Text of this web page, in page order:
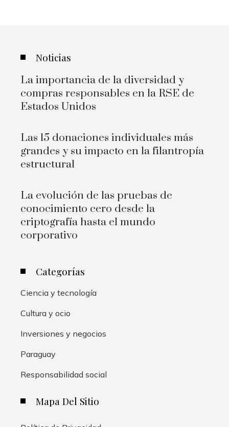
Noticias
La importancia de la diversidad y
compras responsables en la RSE de
Estados Unidos
Las 15 donaciones individuales más
grandes y su impacto en la filantropía
estructural
La evolución de las pruebas de
conocimiento cero desde la
criptografía hasta el mundo
corporativo
Categorías
Ciencia y tecnología
Cultura y ocio
Inversiones y negocios
Paraguay
Responsabilidad social
Mapa Del Sitio